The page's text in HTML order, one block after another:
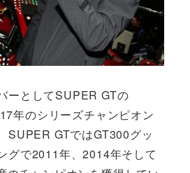
ーとしてSUPER GTの
年のシリーズチャンピオン
SUPER GTではGT300グッ
グで2011年、2014年そして